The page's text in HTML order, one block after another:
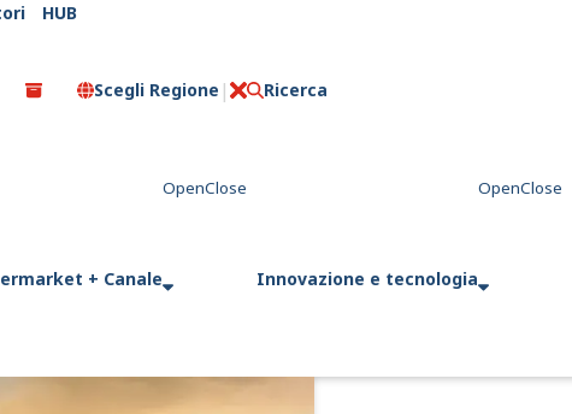
HUB
Scegli Regione Ricerca
+ Canale Innovazione e tecnologia